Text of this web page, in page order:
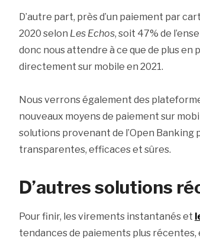
D’autre part, près d’un paiement par
2020 selon Les Echos, soit 47% de
donc nous attendre à ce que de plus
directement sur mobile en 2021.
Nous verrons également des
nouveaux moyens de paiement sur
solutions provenant de l’Open
transparentes, efficaces et sûres.
D’autres solutions
Pour finir, les virements instantanés et
tendances de paiements plus